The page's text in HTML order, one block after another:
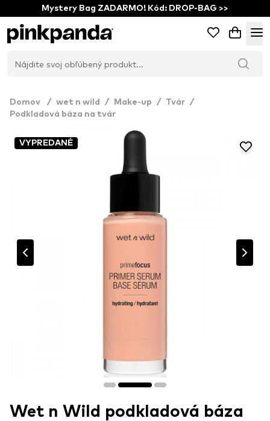
Mystery Bag ZADARMO! Kód: DROP-BAG >>
Domov / wet n wild / Make-up / Tvár /
Podkladová báza na tvár
VYPREDANÉ
Wet n Wild podkladová báza